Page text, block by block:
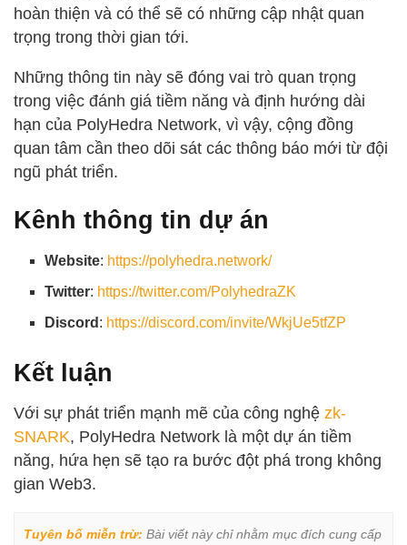
hoàn thiện và có thể sẽ có những cập nhật quan
trọng trong thời gian tới.
Những thông tin này sẽ đóng vai trò quan trọng
trong việc đánh giá tiềm năng và định hướng dài
hạn của PolyHedra Network, vì vậy, cộng đồng
quan tâm cần theo dõi sát các thông báo mới từ đội
ngũ phát triển.
Kênh thông tin dự án
Website: https://polyhedra.network/
Twitter: https://twitter.com/PolyhedraZK
Discord : https://discord.com/invite/WkjUe5tfZP
Kết luận
Với sự phát triển mạnh mẽ của công nghệ zk-
SNARK, PolyHedra Network là một dự án tiềm
năng, hứa hẹn sẽ tạo ra bước đột phá trong không
gian Web3.
Tuyên bố miễn trừ: Bài viết này chỉ nhằm mục đích cung cấp